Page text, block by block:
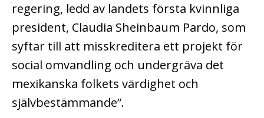
regering, ledd av landets första kvinnliga
president, Claudia Sheinbaum Pardo, som
syftar till att misskreditera ett projekt för
social omvandling och undergräva det
mexikanska folkets värdighet och
självbestämmande”.